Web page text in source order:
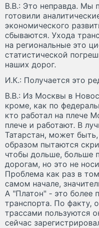
В.В.: Это неправда. Мы
готовили
экономического
сбываются. Ухода
на региональные это
статистической
наших дорог.
И.К.: Получается это
В.В.: Из Москвы в
кроме, как по
кто работал на плече
плече и работают. В
Татарстан, может
образом пытаются
чтобы дольше, больше
дорогам, но это не
Проблема как раз в
самом начале,
А "Платон" - это более
транспорта. По факту,
трассами пользуются
сейчас